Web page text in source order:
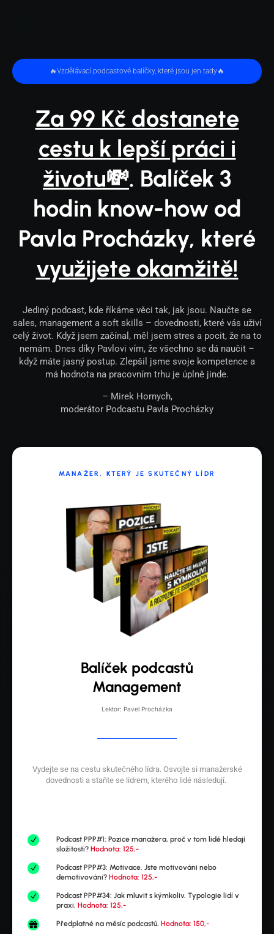
🔥Vzdělávací podcastové balíčky, které jsou jen tady🔥
Za 99 Kč dostanete
cestu k lepší práci i
životu💸. Balíček 3
hodin know-how od
Pavla Procházky, které
využijete okamžitě!
Jediný podcast, kde říkáme věci tak, jak jsou. Naučte se
sales, management a soft skills – dovednosti, které vás uživí
celý život. Když jsem začínal, měl jsem stres a pocit, že na to
nemám. Dnes díky Pavlovi vím, že všechno se dá naučit –
když máte jasný postup. Zlepšil jsme svoje kompetence a
má hodnota na pracovním trhu je úplně jinde.
– Mirek Hornych,
moderátor Podcastu Pavla Procházky
MANAŽER, KTERÝ JE SKUTEČNÝ LÍDR
Balíček podcastů
Management
Lektor: Pavel Procházka
Vydejte se na cestu skutečného lídra. Osvojte si manažerské
dovednosti a staňte se lídrem, kterého lidé následují.
N
Podcast PPP#1: Pozice manažera, proč v tom lidé hledají
složitosti? Hodnota: 125,-
N
Podcast PPP#3: Motivace. Jste motivováni nebo
demotivováni? Hodnota: 125,-
N
Podcast PPP#34: Jak mluvit s kýmkoliv. Typologie lidí v
praxi. Hodnota: 125,-
 Předplatné na měsíc podcastů. Hodnota: 150,-